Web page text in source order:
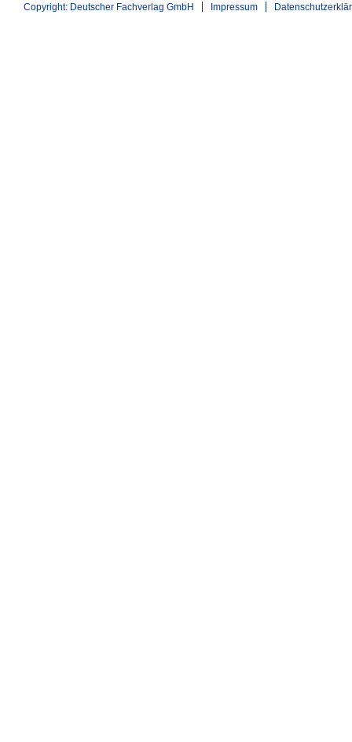
Copyright: Deutscher Fachverlag GmbH Impressum